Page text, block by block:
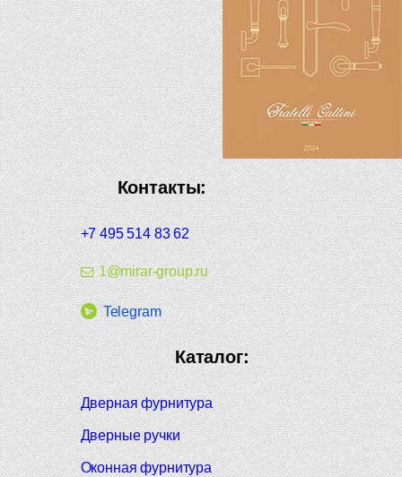
Контакты:
+7 495 514 83 62
1@mirar-group.ru
Telegram
Каталог:
Дверная фурнитура
Дверные ручки
Оконная фурнитура